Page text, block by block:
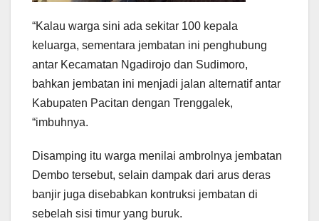
“Kalau warga sini ada sekitar 100 kepala
keluarga, sementara jembatan ini penghubung
antar Kecamatan Ngadirojo dan Sudimoro,
bahkan jembatan ini menjadi jalan alternatif antar
Kabupaten Pacitan dengan Trenggalek,
“imbuhnya.
Disamping itu warga menilai ambrolnya jembatan
Dembo tersebut, selain dampak dari arus deras
banjir juga disebabkan kontruksi jembatan di
sebelah sisi timur yang buruk.